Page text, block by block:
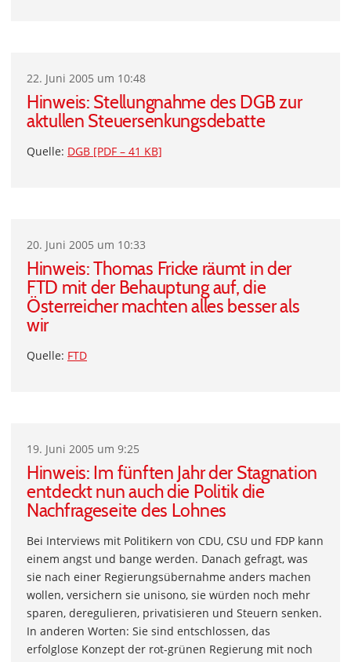
22. Juni 2005 um 10:48
Hinweis: Stellungnahme des DGB zur
aktullen Steuersenkungsdebatte
Quelle: DGB [PDF – 41 KB]
20. Juni 2005 um 10:33
Hinweis: Thomas Fricke räumt in der
FTD mit der Behauptung auf, die
Österreicher machten alles besser als
wir
Quelle: FTD
19. Juni 2005 um 9:25
Hinweis: Im fünften Jahr der Stagnation
entdeckt nun auch die Politik die
Nachfrageseite des Lohnes
Bei Interviews mit Politikern von CDU, CSU und FDP kann
einem angst und bange werden. Danach gefragt, was
sie nach einer Regierungsübernahme anders machen
wollen, versichern sie unisono, sie würden noch mehr
sparen, deregulieren, privatisieren und Steuern senken.
In anderen Worten: Sie sind entschlossen, das
erfolglose Konzept der rot-grünen Regierung mit noch